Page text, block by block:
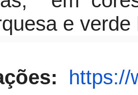
e verde
https://